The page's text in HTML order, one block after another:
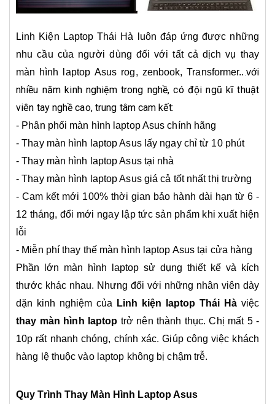
Linh Kiện Laptop Thái Hà
luôn đáp ứng được những
nhu cầu của người dùng đối với tất cả dịch vụ thay
màn hình laptop Asus rog, zenbook, Transformer.. với
nhiều năm kinh nghiệm trong nghề, có đội ngũ kĩ thuật
viên tay nghề cao, trung tâm cam kết:
- Phân phối màn hình laptop Asus chính hãng
- Thay màn hình laptop Asus lấy ngay chỉ từ 10 phút
- Thay màn hình laptop Asus tại nhà
- Thay màn hình laptop Asus giá cả tốt nhất thị trường
- Cam kết mới 100% thời gian bảo hành dài hạn từ 6 -
12 tháng, đổi mới ngay lập tức sản phẩm khi xuất hiện
lỗi
- Miễn phí thay thế màn hình laptop Asus tại cửa hàng
Phần lớn màn hình laptop sử dụng thiết kế và kích
thước khác nhau. Nhưng đối với những nhân viên dày
dặn kinh nghiệm của
Linh kiện laptop Thái Hà việc
thay màn hình laptop trở nên thành thục. Chị mất 5 -
10p rất nhanh chóng, chính xác. Giúp công việc khách
hàng lệ thuộc vào laptop không bị chậm trễ.
Quy Trình Thay Màn Hình Laptop Asus